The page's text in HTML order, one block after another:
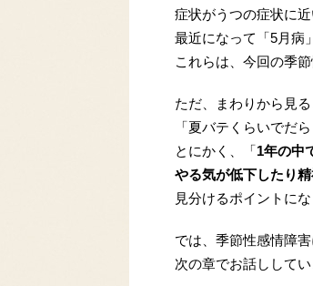
症状がうつの症状に
最近になって「5月病
これらは、今回の季
ただ、まわりから見
「夏バテくらいでだ
とにかく、「1年の中
やる気が低下したり
見分けるポイントにな
では、季節性感情障
次の章でお話ししてい